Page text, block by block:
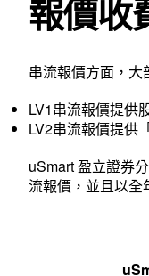
報價收
串流報價方面，大
LV1串流報價提供
LV2串流報價提供
uSmart 盈立證券
流報價，並且以全